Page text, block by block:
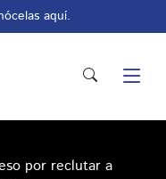
aquí.
por reclutar a